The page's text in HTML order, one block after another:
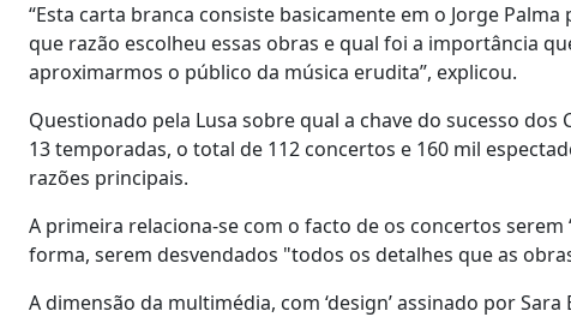
“Esta carta branca consiste basicamente em o Jorge
que razão escolheu essas obras e qual foi a importância
aproximarmos o público da música erudita”, explicou.
Questionado pela Lusa sobre qual a chave do sucesso
13 temporadas, o total de 112 concertos e 160 mil
razões principais.
A primeira relaciona-se com o facto de os concertos
forma, serem desvendados "todos os detalhes que as
A dimensão da multimédia, com ‘design’ assinado por